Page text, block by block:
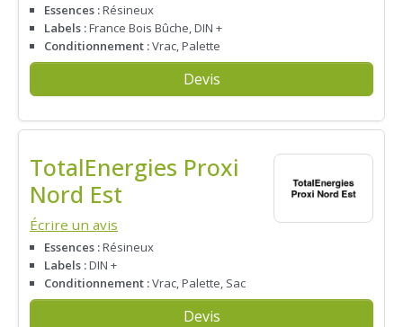
Essences :Résineux
Labels :France Bois Bûche, DIN +
Conditionnement :Vrac, Palette
Devis
TotalEnergies Proxi
Nord Est
Écrire un avis
Essences :Résineux
Labels :DIN +
Conditionnement :Vrac, Palette, Sac
Devis